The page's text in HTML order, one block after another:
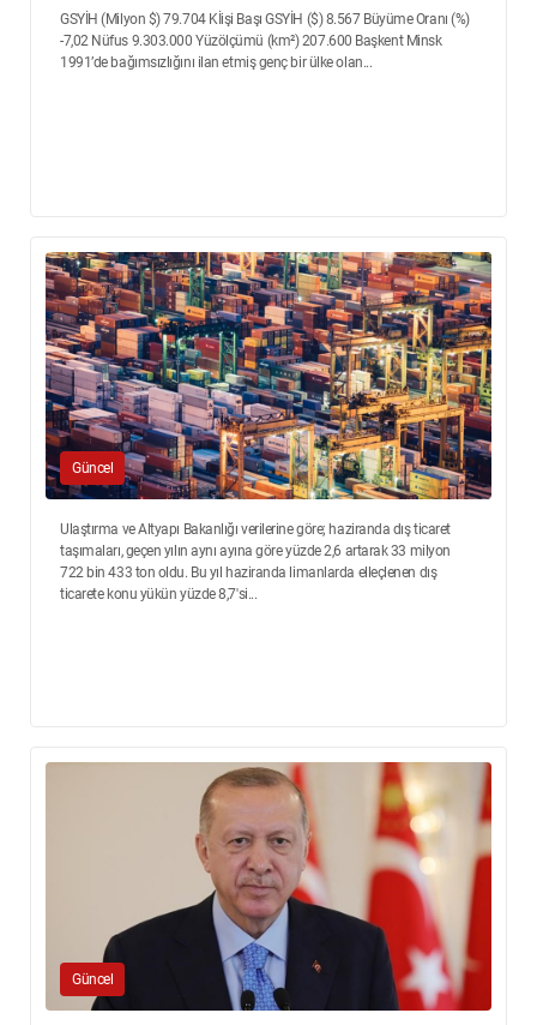
GSYİH (Milyon $) 79.704 Kİişi Başı GSYİH ($) 8.567 Büyüme Oranı (%)
-7,02 Nüfus 9.303.000 Yüzölçümü (km²) 207.600 Başkent Minsk
1991’de bağımsızlığını ilan etmiş genç bir ülke olan...
Güncel
Ulaştırma ve Altyapı Bakanlığı verilerine göre; haziranda dış ticaret
taşımaları, geçen yılın aynı ayına göre yüzde 2,6 artarak 33 milyon
722 bin 433 ton oldu. Bu yıl haziranda limanlarda elleçlenen dış
ticarete konu yükün yüzde 8,7'si...
Güncel